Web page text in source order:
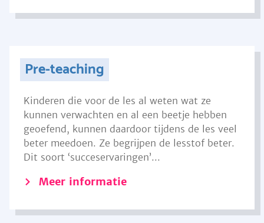
Pre-teaching
Kinderen die voor de les al weten wat ze
kunnen verwachten en al een beetje hebben
geoefend, kunnen daardoor tijdens de les veel
beter meedoen. Ze begrijpen de lesstof beter.
Dit soort ‘succeservaringen’...
Meer informatie